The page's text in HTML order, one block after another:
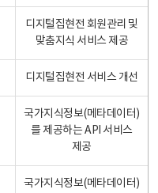
디지털집현전 회원관리 및
맞춤지식 서비스 제공
디지털집현전 서비스 개선
국가지식정보(메타데이터)
를 제공하는 API 서비스
제공
국가지식정보(메타데이터)